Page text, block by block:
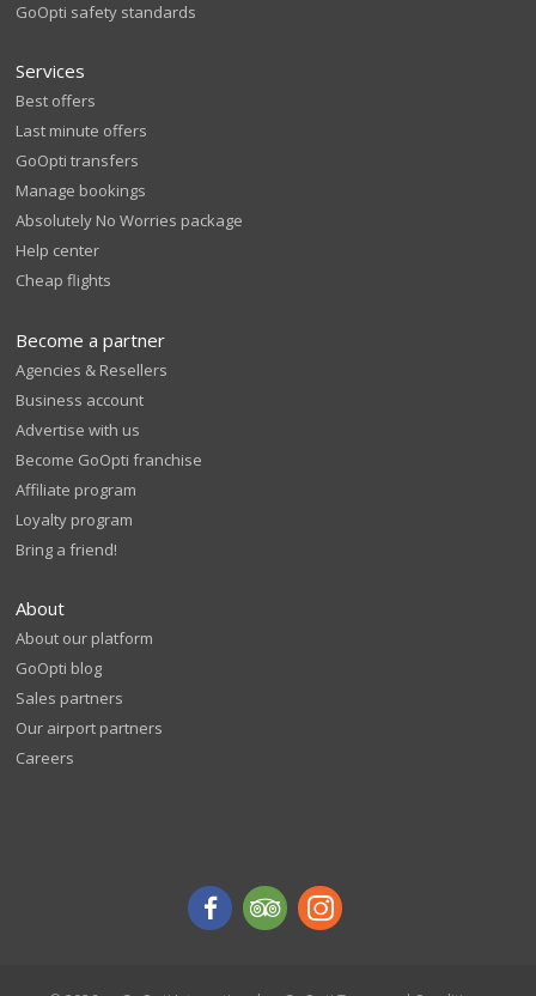
GoOpti safety standards
Services
Best offers
Last minute offers
GoOpti transfers
Manage bookings
Absolutely No Worries package
Help center
Cheap flights
Become a partner
Agencies & Resellers
Business account
Advertise with us
Become GoOpti franchise
Affiliate program
Loyalty program
Bring a friend!
About
About our platform
GoOpti blog
Sales partners
Our airport partners
Careers